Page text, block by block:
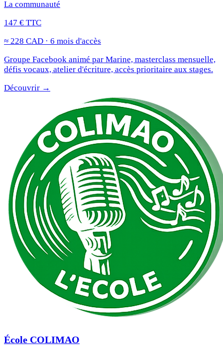
La communauté
147 € TTC
≈ 228 CAD · 6 mois d'accès
Groupe Facebook animé par Marine, masterclass mensuelle,
défis vocaux, atelier d'écriture, accès prioritaire aux stages.
Découvrir →
École COLIMAO